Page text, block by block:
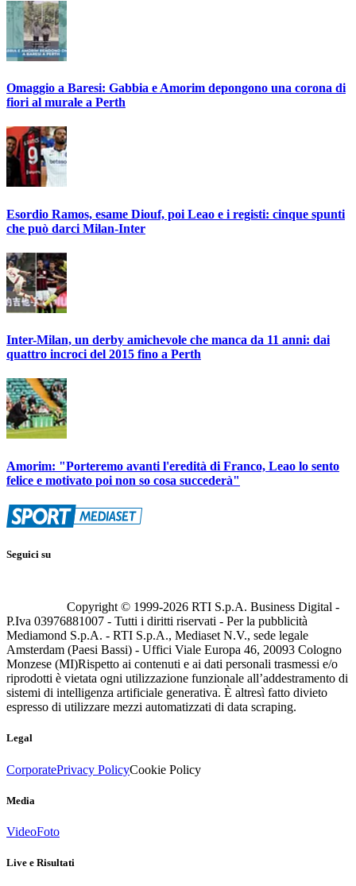
Omaggio a Baresi: Gabbia e Amorim depongono una corona di
fiori al murale a Perth
Esordio Ramos, esame Diouf, poi Leao e i registi: cinque spunti
che può darci Milan-Inter
Inter-Milan, un derby amichevole che manca da 11 anni: dai
quattro incroci del 2015 fino a Perth
Amorim: "Porteremo avanti l'eredità di Franco, Leao lo sento
felice e motivato poi non so cosa succederà"
Seguici su
Copyright © 1999-2026 RTI S.p.A. Business Digital -
P.Iva 03976881007 - Tutti i diritti riservati - Per la pubblicità
Mediamond S.p.A. - RTI S.p.A., Mediaset N.V., sede legale
Amsterdam (Paesi Bassi) - Uffici Viale Europa 46, 20093 Cologno
Monzese (MI)Rispetto ai contenuti e ai dati personali trasmessi e/o
riprodotti è vietata ogni utilizzazione funzionale all’addestramento di
sistemi di intelligenza artificiale generativa. È altresì fatto divieto
espresso di utilizzare mezzi automatizzati di data scraping.
Legal
CorporatePrivacy PolicyCookie Policy
Media
VideoFoto
Live e Risultati